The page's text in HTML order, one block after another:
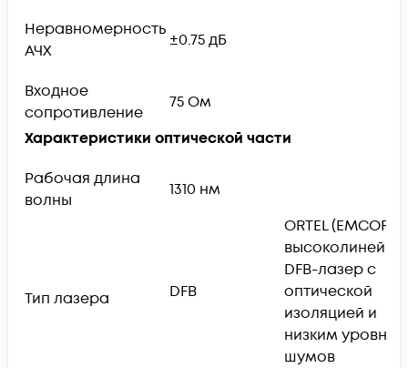
Неравномерность
АЧХ
±0.75 дБ
Входное
сопротивление
75 Ом
Характеристики оптической части
Рабочая длина
волны
1310 нм
Тип лазера DFB
ORTEL (EMCORE)-
DFB-лазер с
оптической
изоляцией и
низким уровнем
шумов